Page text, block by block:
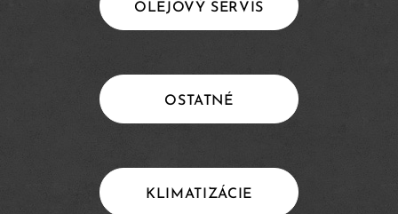
OLEJOVÝ SERVIS
OSTATNÉ
KLIMATIZÁCIE